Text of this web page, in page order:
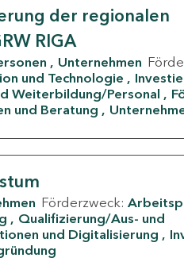
der regionalen
RIGA
Unternehmen
und Technologie
Weiterbildung/Personal
und Beratung
Förderzweck:
Qualifizierung/Aus- und
und Digitalisierung